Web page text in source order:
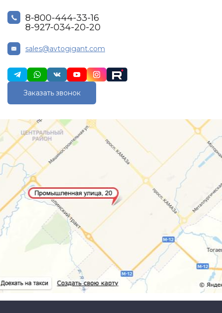
8-800-444-33-16
8-927-034-20-20
sales@avtogigant.com
Заказать звонок